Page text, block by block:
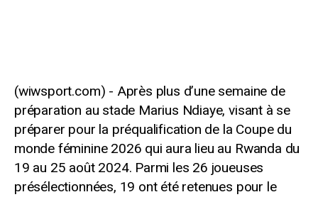
Après plus d’une semaine de
préparation au stade Marius Ndiaye, visant à se
préparer pour la préqualification de la Coupe du
monde féminine 2026 qui aura lieu au Rwanda du
19 au 25 août 2024. Parmi les 26 joueuses
présélectionnées, 19 ont été retenues pour le